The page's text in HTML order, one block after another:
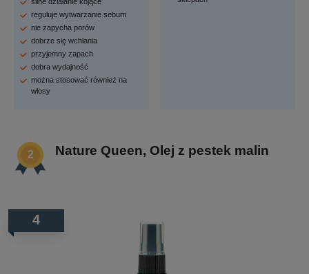
reguluje wytwarzanie sebum
nie zapycha porów
dobrze się wchłania
przyjemny zapach
dobra wydajność
można stosować również na
włosy
Nature Queen, Olej z pestek malin
4